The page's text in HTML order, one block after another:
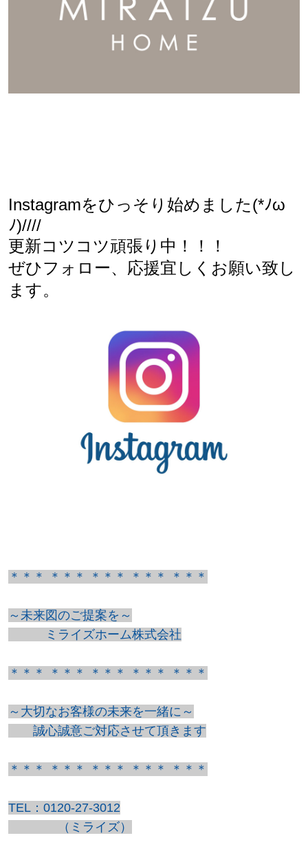
Instagramをひっそり始めました(*ﾉω
ﾉ)////
更新コツコツ頑張り中！！！
ぜひフォロー、応援宜しくお願い致し
ます。
＊＊＊ ＊＊＊ ＊＊＊ ＊＊＊ ＊＊＊
～未来図のご提案を～
ミライズホーム株式会社
＊＊＊ ＊＊＊ ＊＊＊ ＊＊＊ ＊＊＊
～大切なお客様の未来を一緒に～
誠心誠意ご対応させて頂きます
＊＊＊ ＊＊＊ ＊＊＊ ＊＊＊ ＊＊＊
TEL：0120-27-3012
（ミライズ）